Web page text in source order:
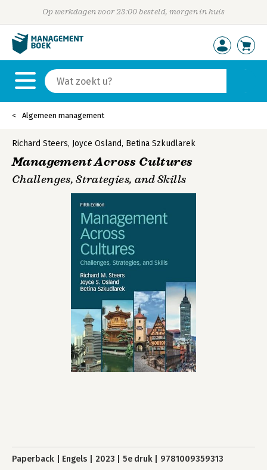
Op werkdagen voor 23:00 besteld, morgen in huis
Algemeen management
Richard Steers, Joyce Osland, Betina Szkudlarek
Management Across Cultures
Challenges, Strategies, and Skills
Paperback Engels 2023 5e druk 9781009359313